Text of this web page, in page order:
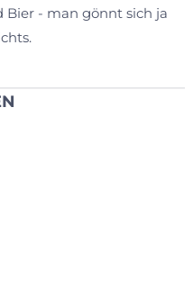
Bier - man gönnt sich ja